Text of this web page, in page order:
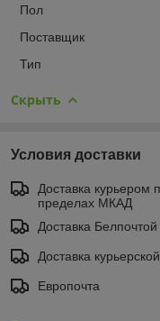
Пол
Поставщик
Тип
Скрыть
Условия доставки
Доставка курьером
пределах МКАД
Доставка
Доставка
Европочта